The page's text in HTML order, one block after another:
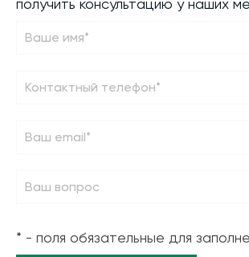
* - поля обязательные для